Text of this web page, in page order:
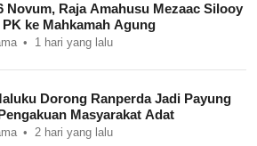
Novum, Raja Amahusu Mezaac Silooy
PK ke Mahkamah Agung
1 hari yang lalu
Dorong Ranperda Jadi Payung
Masyarakat Adat
2 hari yang lalu